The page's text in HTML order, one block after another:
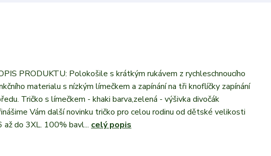
PRODUKTU: Polokošile s krátkým rukávem z rychleschnoucího
materialu s nízkým límečkem a zapínání na tři knoflíčky zapínání
Tričko s límečkem - khaki barva,zelená - výšivka divočák
Vám další novinku tričko pro celou rodinu od dětské velikosti
až do 3XL. 100% bavl... celý popis